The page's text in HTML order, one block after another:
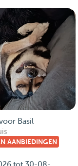
Basil
AANBIEDINGEN